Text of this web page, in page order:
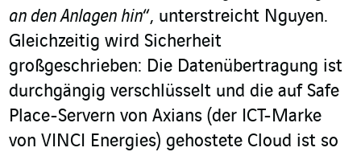
an den Anlagen hin“, unterstreicht Nguyen.
Gleichzeitig wird Sicherheit
großgeschrieben: Die Datenübertragung ist
durchgängig verschlüsselt und die auf Safe
Place-Servern von Axians (der ICT-Marke
von VINCI Energies) gehostete Cloud ist so